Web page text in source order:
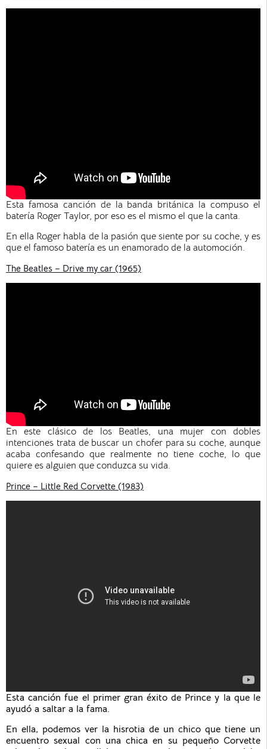
Esta famosa canción de la banda británica la compuso el
batería Roger Taylor, por eso es el mismo el que la canta.
En ella Roger habla de la pasión que siente por su coche, y es
que el famoso batería es un enamorado de la automoción.
The Beatles – Drive my car (1965)
En este clásico de los Beatles, una mujer con dobles
intenciones trata de buscar un chofer para su coche, aunque
acaba confesando que realmente no tiene coche, lo que
quiere es alguien que conduzca su vida.
Prince – Little Red Corvette (1983)
Esta canción fue el primer gran éxito de Prince y la que le
ayudó a saltar a la fama.
En ella, podemos ver la hisrotia de un chico que tiene un
encuentro sexual con una chica en su pequeño Corvette